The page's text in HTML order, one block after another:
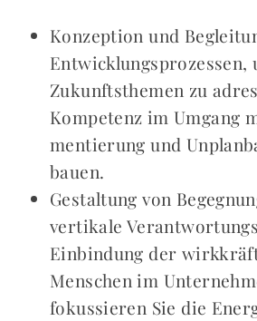
Konzeption und
Entwicklungs­pro­zessen,
Zukunfts­themen zu
Kompetenz im Um­gang
men­tierung und
bauen.
Gestaltung von
vertikale
Ein­bindung der
Menschen im
fokussieren Sie die